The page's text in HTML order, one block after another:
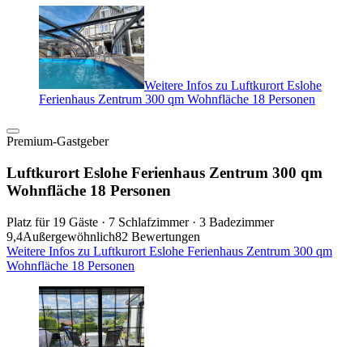
Weitere Infos zu Luftkurort Eslohe
Ferienhaus Zentrum 300 qm Wohnfläche 18 Personen
Premium-Gastgeber
Luftkurort Eslohe Ferienhaus Zentrum 300 qm
Wohnfläche 18 Personen
Platz für 19 Gäste · 7 Schlafzimmer · 3 Badezimmer
9,4Außergewöhnlich82 Bewertungen
Weitere Infos zu Luftkurort Eslohe Ferienhaus Zentrum 300 qm
Wohnfläche 18 Personen